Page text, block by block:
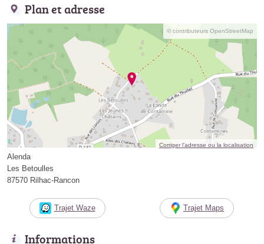
Plan et adresse
© contributeurs OpenStreetMap
Corriger l’adresse ou la localisation
Alenda
Les Betoulles
87570 Rilhac-Rancon
Trajet Waze Trajet Maps
Informations